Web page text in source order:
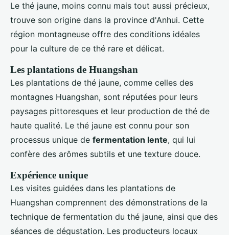
Le thé jaune, moins connu mais tout aussi précieux,
trouve son origine dans la province d'Anhui. Cette
région montagneuse offre des conditions idéales
pour la culture de ce thé rare et délicat.
Les plantations de Huangshan
Les plantations de thé jaune, comme celles des
montagnes Huangshan, sont réputées pour leurs
paysages pittoresques et leur production de thé de
haute qualité. Le thé jaune est connu pour son
processus unique de fermentation lente, qui lui
confère des arômes subtils et une texture douce.
Expérience unique
Les visites guidées dans les plantations de
Huangshan comprennent des démonstrations de la
technique de fermentation du thé jaune, ainsi que des
séances de dégustation. Les producteurs locaux